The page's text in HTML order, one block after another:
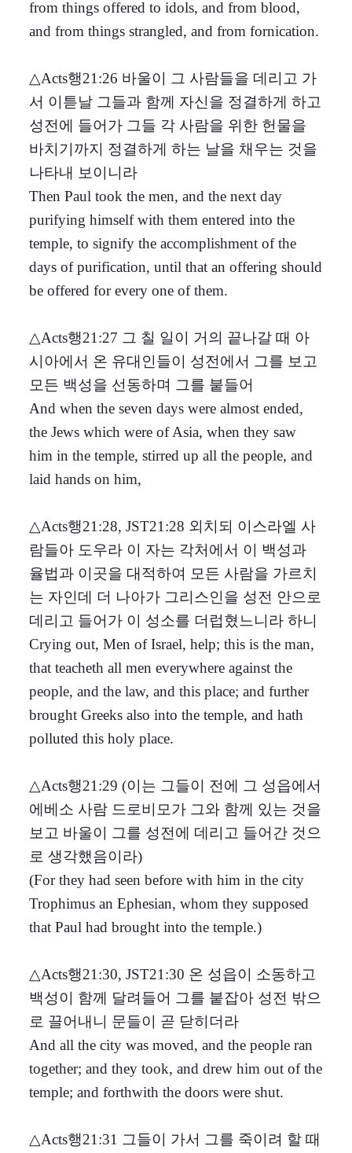
from things offered to idols, and from blood,
and from things strangled, and from fornication.
△Acts행21:26 바울이 그 사람들을 데리고 가
서 이튿날 그들과 함께 자신을 정결하게 하고
성전에 들어가 그들 각 사람을 위한 헌물을
바치기까지 정결하게 하는 날을 채우는 것을
나타내 보이니라
Then Paul took the men, and the next day
purifying himself with them entered into the
temple, to signify the accomplishment of the
days of purification, until that an offering should
be offered for every one of them.
△Acts행21:27 그 칠 일이 거의 끝나갈 때 아
시아에서 온 유대인들이 성전에서 그를 보고
모든 백성을 선동하며 그를 붙들어
And when the seven days were almost ended,
the Jews which were of Asia, when they saw
him in the temple, stirred up all the people, and
laid hands on him,
△Acts행21:28, JST21:28 외치되 이스라엘 사
람들아 도우라 이 자는 각처에서 이 백성과
율법과 이곳을 대적하여 모든 사람을 가르치
는 자인데 더 나아가 그리스인을 성전 안으로
데리고 들어가 이 성소를 더럽혔느니라 하니
Crying out, Men of Israel, help; this is the man,
that teacheth all men everywhere against the
people, and the law, and this place; and further
brought Greeks also into the temple, and hath
polluted this holy place.
△Acts행21:29 (이는 그들이 전에 그 성읍에서
에베소 사람 드로비모가 그와 함께 있는 것을
보고 바울이 그를 성전에 데리고 들어간 것으
로 생각했음이라)
(For they had seen before with him in the city
Trophimus an Ephesian, whom they supposed
that Paul had brought into the temple.)
△Acts행21:30, JST21:30 온 성읍이 소동하고
백성이 함께 달려들어 그를 붙잡아 성전 밖으
로 끌어내니 문들이 곧 닫히더라
And all the city was moved, and the people ran
together; and they took, and drew him out of the
temple; and forthwith the doors were shut.
△Acts행21:31 그들이 가서 그를 죽이려 할 때